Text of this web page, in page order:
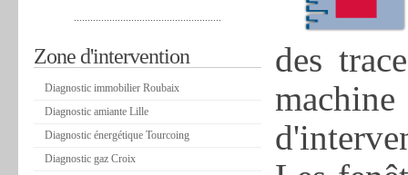
......................................................
Zone d'intervention
Diagnostic immobilier Roubaix
Diagnostic amiante Lille
Diagnostic énergétique Tourcoing
Diagnostic gaz Croix
des